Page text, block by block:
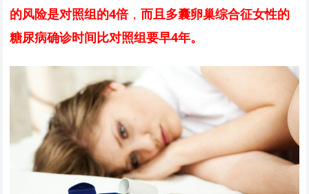
的风险是对照组的4倍，而且多囊卵巢综合征女性的
糖尿病确诊时间比对照组要早4年。